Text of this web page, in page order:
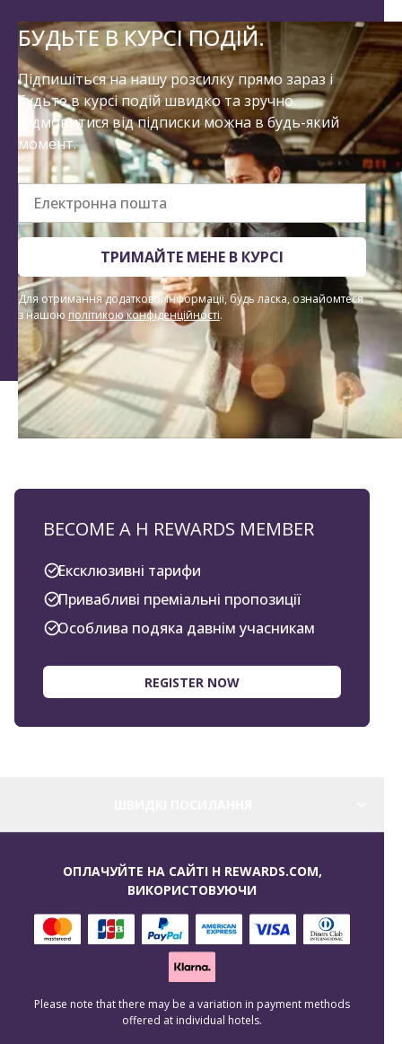
БУДЬТЕ В КУРСІ ПОДІЙ.
Підпишіться на нашу розсилку прямо зараз і
будьте в курсі подій швидко та зручно.
Відмовитися від підписки можна в будь-який
момент.
Електронна пошта
ТРИМАЙТЕ МЕНЕ В КУРСІ
Для отримання додаткової інформації, будь ласка, ознайомтеся
з нашою політикою конфіденційності.
BECOME A H REWARDS MEMBER
Ексклюзивні тарифи
Привабливі преміальні пропозиції
Особлива подяка давнім учасникам
REGISTER NOW
ОПЛАЧУЙТЕ НА САЙТІ H REWARDS.COM,
ВИКОРИСТОВУЮЧИ
Please note that there may be a variation in payment methods
offered at individual hotels.